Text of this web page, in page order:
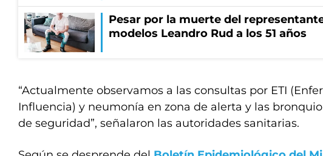
Pesar por la muerte del
modelos Leandro Rud a los 51 años
“Actualmente observamos a las consultas por ETI
Influencia) y neumonía en zona de alerta y las
de seguridad”, señalaron las autoridades sanitarias.